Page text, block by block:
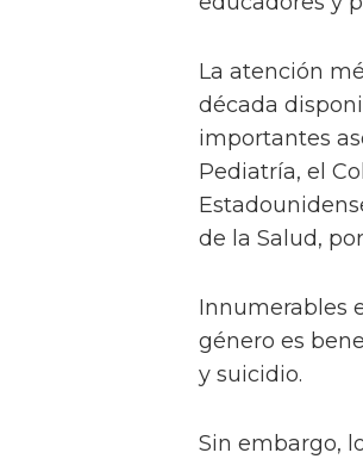
La atención
década
importantes
Pediatría, el
de la Salud,
Innumerables
género es
y suicidio.
Sin embargo,